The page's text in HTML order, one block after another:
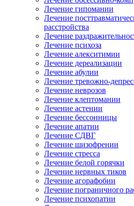
Лечение гипомании
Лечение
расстройства
Лечение
Лечение психоза
Лечение алекситимии
Лечение дереализации
Лечение абулии
Лечение тревожно-
Лечение неврозов
Лечение клептомании
Лечение астении
Лечение бессонницы
Лечение апатии
Лечение СДВГ
Лечение шизофрении
Лечение стресса
Лечение белой горячки
Лечение нервных тиков
Лечение агорафобии
Лечение пограничного
Лечение психопатии